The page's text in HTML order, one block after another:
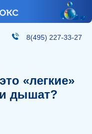
8(495) 227-33-27
«легкие»
дышат?